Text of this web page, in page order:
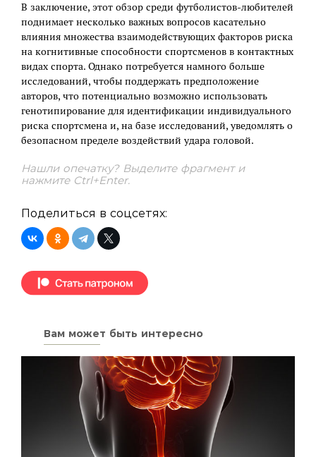
В заключение, этот обзор среди футболистов-любителей
поднимает несколько важных вопросов касательно
влияния множества взаимодействующих факторов риска
на когнитивные способности спортсменов в контактных
видах спорта. Однако потребуется намного больше
исследований, чтобы поддержать предположение
авторов, что потенциально возможно использовать
генотипирование для идентификации индивидуального
риска спортсмена и, на базе исследований, уведомлять о
безопасном пределе воздействий удара головой.
Нашли опечатку? Выделите фрагмент и
нажмите Ctrl+Enter.
Поделиться в соцсетях:
Вам может быть интересно